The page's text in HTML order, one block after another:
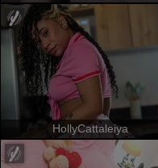
HollyCattaleiya